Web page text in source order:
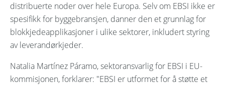
distribuerte noder over hele Europa. Selv om EBSI ikke er
spesifikk for byggebransjen, danner den et grunnlag for
blokkjedeapplikasjoner i ulike sektorer, inkludert styring
av leverandørkjeder.
Natalia Martínez Páramo, sektoransvarlig for EBSI i EU-
kommisjonen, forklarer: "EBSI er utformet for å støtte et